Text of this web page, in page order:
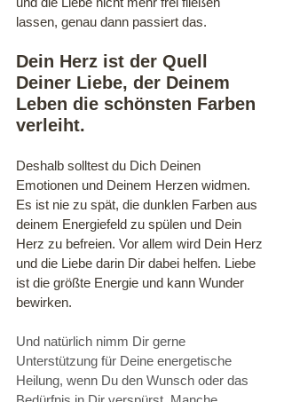
lassen, genau dann passiert das.
Dein Herz ist der Quell
Deiner Liebe, der Deinem
Leben die schönsten Farben
verleiht.
Deshalb solltest du Dich Deinen
Emotionen und Deinem Herzen widmen.
Es ist nie zu spät, die dunklen Farben aus
deinem Energiefeld zu spülen und Dein
Herz zu befreien. Vor allem wird Dein Herz
und die Liebe darin Dir dabei helfen. Liebe
ist die größte Energie und kann Wunder
bewirken.
Und natürlich nimm Dir gerne
Unterstützung für Deine energetische
Heilung, wenn Du den Wunsch oder das